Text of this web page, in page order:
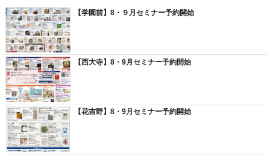
【学園前】8・９月セミナー予約開始
【西大寺】8・9月セミナー予約開始
【花吉野】8・9月セミナー予約開始